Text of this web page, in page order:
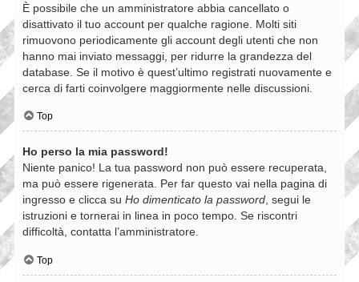
È possibile che un amministratore abbia cancellato o
disattivato il tuo account per qualche ragione. Molti siti
rimuovono periodicamente gli account degli utenti che non
hanno mai inviato messaggi, per ridurre la grandezza del
database. Se il motivo è quest’ultimo registrati nuovamente e
cerca di farti coinvolgere maggiormente nelle discussioni.
Top
Ho perso la mia password!
Niente panico! La tua password non può essere recuperata,
ma può essere rigenerata. Per far questo vai nella pagina di
ingresso e clicca su Ho dimenticato la password, segui le
istruzioni e tornerai in linea in poco tempo. Se riscontri
difficoltà, contatta l’amministratore.
Top